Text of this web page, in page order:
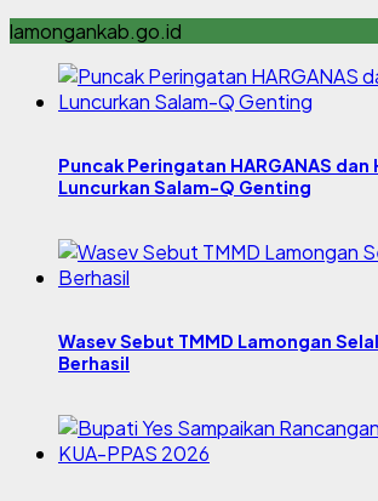
lamongankab.go.id
Puncak Peringatan HARGANAS dan
Luncurkan Salam-Q Genting
Wasev Sebut TMMD Lamongan
Berhasil